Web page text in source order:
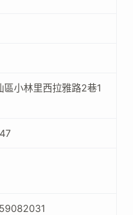
區小林里西拉雅路2巷1